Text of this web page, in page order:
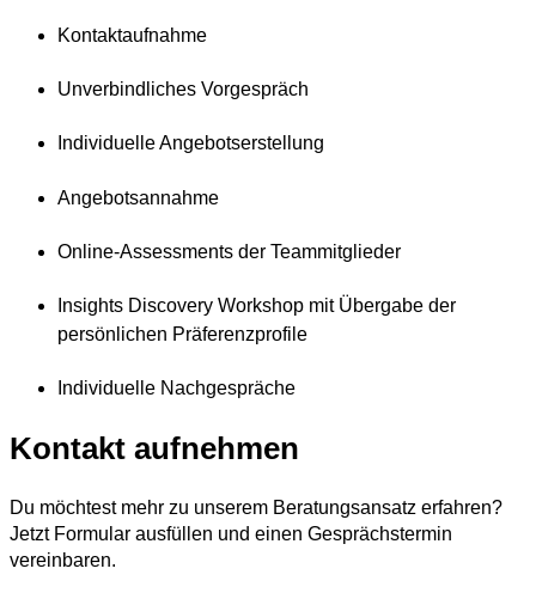
Kontaktaufnahme
Unverbindliches Vorgespräch
Individuelle Angebotserstellung
Angebotsannahme
Online-Assessments der Teammitglieder
Insights Discovery Workshop mit Übergabe der
persönlichen Präferenzprofile
Individuelle Nachgespräche
Kontakt aufnehmen
Du möchtest mehr zu unserem Beratungsansatz erfahren?
Jetzt Formular ausfüllen und einen Gesprächstermin
vereinbaren.